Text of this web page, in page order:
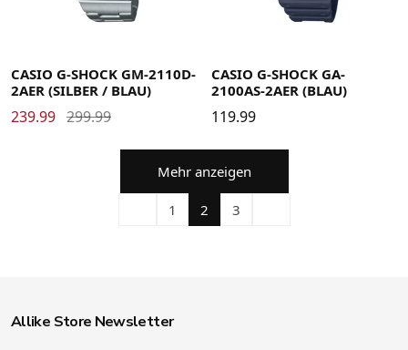
CASIO G-SHOCK GM-2110D-
2AER (SILBER / BLAU)
239.99 299.99
CASIO G-SHOCK GA-
2100AS-2AER (BLAU)
119.99
Mehr anzeigen
1 2 3
Allike Store Newsletter